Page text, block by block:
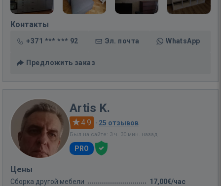
Контакты
+371 *** *** 92 Эл. почта WhatsApp
Предложить заказ
Artis K.
4.9 · 25 отзывов
Был на сайте: 3 ч. 30 мин. назад
PRO
Цены
Сборка другой мебели 17,00€/час